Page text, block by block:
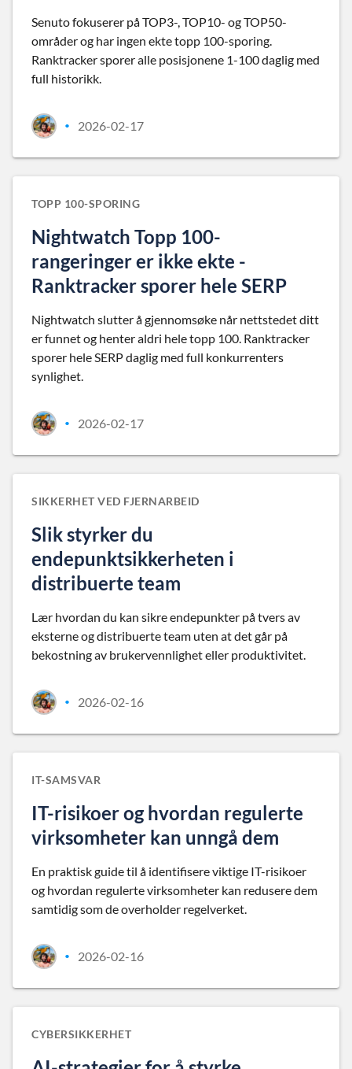
Senuto fokuserer på TOP3-, TOP10- og TOP50-
områder og har ingen ekte topp 100-sporing.
Ranktracker sporer alle posisjonene 1-100 daglig med
full historikk.
• 2026-02-17
TOPP 100-SPORING
Nightwatch Topp 100-
rangeringer er ikke ekte -
Ranktracker sporer hele SERP
Nightwatch slutter å gjennomsøke når nettstedet ditt
er funnet og henter aldri hele topp 100. Ranktracker
sporer hele SERP daglig med full konkurrenters
synlighet.
• 2026-02-17
SIKKERHET VED FJERNARBEID
Slik styrker du
endepunktsikkerheten i
distribuerte team
Lær hvordan du kan sikre endepunkter på tvers av
eksterne og distribuerte team uten at det går på
bekostning av brukervennlighet eller produktivitet.
• 2026-02-16
IT-SAMSVAR
IT-risikoer og hvordan regulerte
virksomheter kan unngå dem
En praktisk guide til å identifisere viktige IT-risikoer
og hvordan regulerte virksomheter kan redusere dem
samtidig som de overholder regelverket.
• 2026-02-16
CYBERSIKKERHET